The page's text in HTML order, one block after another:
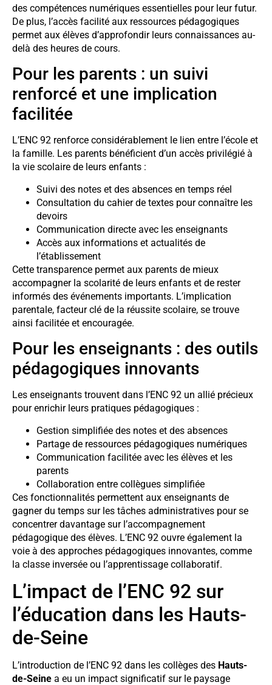
des compétences numériques essentielles pour leur futur.
De plus, l’accès facilité aux ressources pédagogiques
permet aux élèves d’approfondir leurs connaissances au-
delà des heures de cours.
Pour les parents : un suivi
renforcé et une implication
facilitée
L’ENC 92 renforce considérablement le lien entre l’école et
la famille. Les parents bénéficient d’un accès privilégié à
la vie scolaire de leurs enfants :
Suivi des notes et des absences en temps réel
Consultation du cahier de textes pour connaître les
devoirs
Communication directe avec les enseignants
Accès aux informations et actualités de
l’établissement
Cette transparence permet aux parents de mieux
accompagner la scolarité de leurs enfants et de rester
informés des événements importants. L’implication
parentale, facteur clé de la réussite scolaire, se trouve
ainsi facilitée et encouragée.
Pour les enseignants : des outils
pédagogiques innovants
Les enseignants trouvent dans l’ENC 92 un allié précieux
pour enrichir leurs pratiques pédagogiques :
Gestion simplifiée des notes et des absences
Partage de ressources pédagogiques numériques
Communication facilitée avec les élèves et les
parents
Collaboration entre collègues simplifiée
Ces fonctionnalités permettent aux enseignants de
gagner du temps sur les tâches administratives pour se
concentrer davantage sur l’accompagnement
pédagogique des élèves. L’ENC 92 ouvre également la
voie à des approches pédagogiques innovantes, comme
la classe inversée ou l’apprentissage collaboratif.
L’impact de l’ENC 92 sur
l’éducation dans les Hauts-
de-Seine
L’introduction de l’ENC 92 dans les collèges des Hauts-
de-Seine a eu un impact significatif sur le paysage